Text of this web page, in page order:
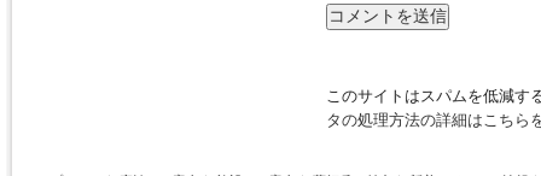
このサイトはスパムを低減す
タの処理方法の詳細はこちら